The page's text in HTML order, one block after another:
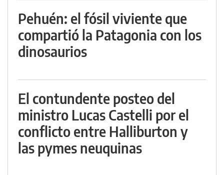
Pehuén: el fósil viviente que
compartió la Patagonia con los
dinosaurios
El contundente posteo del
ministro Lucas Castelli por el
conflicto entre Halliburton y
las pymes neuquinas